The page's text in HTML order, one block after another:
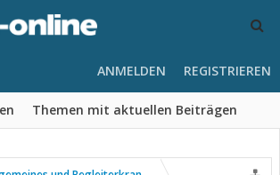
Themen mit aktuellen Beiträgen
ANMELDEN REGISTRIEREN